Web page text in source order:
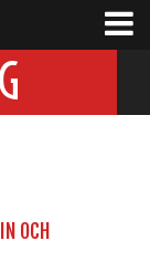
OCH